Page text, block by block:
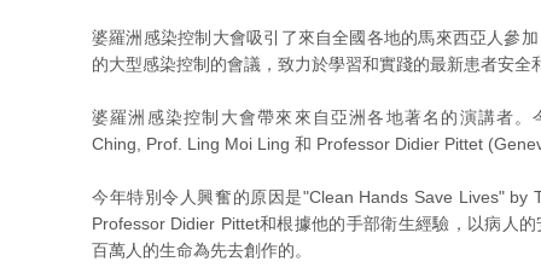
婆羅洲感染控制大會吸引了來自全國各地的馬來西亞人參
的大型感染控制的會議，致力於學習和實踐的最新患者安全
婆羅洲感染控制大會帶來來自亞洲各地著名的演講者。
Ching, Prof. Ling Moi Ling 和 Professor Didier Pittet
今年特別令人興奮的原因是"Clean Hands Save Lives" by
Professor Didier Pittet和根據他的手部衛生經驗，以病人
百萬人的生命為先去創作的。